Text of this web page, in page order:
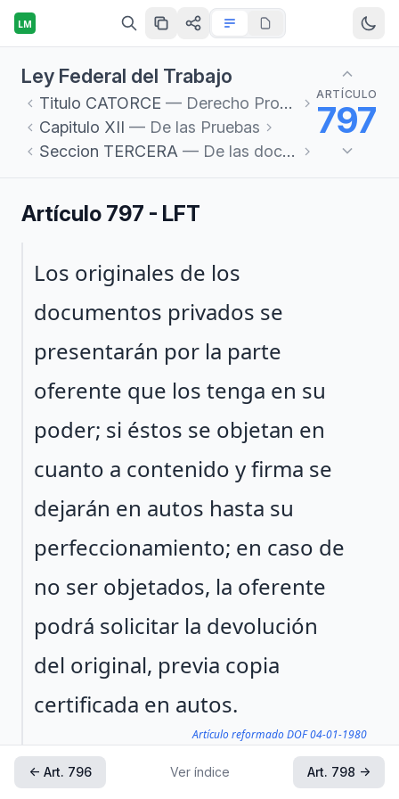
LM
Ley Federal del Trabajo
Titulo CATORCE — Derecho Procesal del Trabajo
Capitulo XII — De las Pruebas
Seccion TERCERA — De las documentales
ARTÍCULO
797
Artículo 797 - LFT
Párrafo 1
Los originales de los
documentos privados se
presentarán por la parte
oferente que los tenga en su
poder; si éstos se objetan en
cuanto a contenido y firma se
dejarán en autos hasta su
perfeccionamiento; en caso de
no ser objetados, la oferente
podrá solicitar la devolución
del original, previa copia
certificada en autos.
Artículo reformado DOF 04-01-1980
← Art. 796 Ver índice Art. 798 →